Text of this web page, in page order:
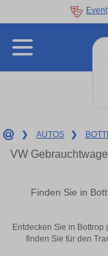
Event
❯ AUTOS ❯
VW
Finden Sie in
Entdecken Sie in
finden Sie für den